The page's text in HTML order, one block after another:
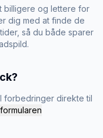
billigere og lettere for
dig med at finde de
så du både sparer
forbedringer direkte til